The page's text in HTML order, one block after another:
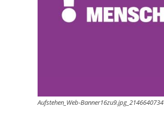
Aufstehen_Web-Banner16zu9.jpg_2146640734